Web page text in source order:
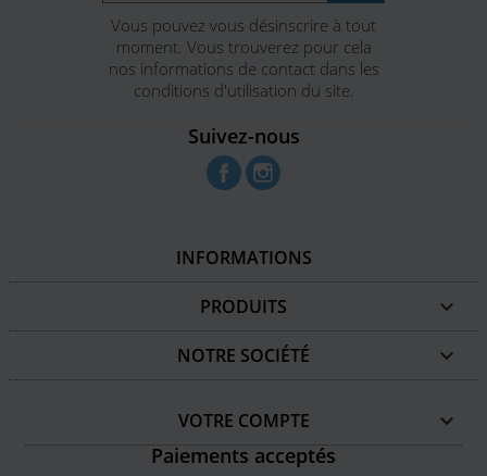
Vous pouvez vous désinscrire à tout
moment. Vous trouverez pour cela
nos informations de contact dans les
conditions d'utilisation du site.
Suivez-nous
Facebook
INFORMATIONS
PRODUITS 
NOTRE SOCIÉTÉ 
VOTRE COMPTE

Paiements acceptés